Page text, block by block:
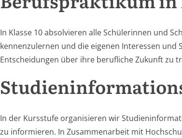
In Klasse 10 absolvieren alle Schülerinnen und
kennenzulernen und die eigenen Interessen
Entscheidungen über ihre berufliche Zukunft zu
In der Kursstufe organisieren wir
zu informieren. In Zusammenarbeit mit